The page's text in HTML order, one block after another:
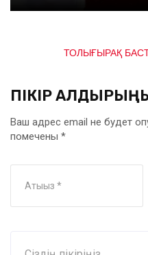
ТОЛЫҒЫРАҚ
ПІКІР
Ваш адрес email не будет
помечены *